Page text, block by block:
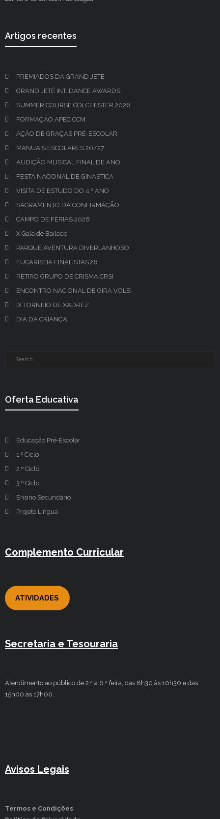
Artigos recentes
PREMIADOS DA GRAND JETÉ
GRAND JETÉ INT. DANCE AWARDS
SUMMER COURSE COLCHESTER 2026
FORMAÇÃO APEC CCM
AÇÃO DE GRAÇAS PRÉ-ESCOLAR
MANUAIS ESCOLARES 26/27
AUDIÇÃO MUSICAL FINAL DE ANO
FESTA NACIONAL DE GINÁSTICA
VISITA DE ESTUDO DO 4.º ANO
SACRAMENTO DA CONFIRMAÇÃO
CAMPO DE FÉRIAS 2026
X Gala de Bailado
PARQUE AVENTURA DIVERLANHOSO
EUCARISTIA FINALISTAS’26
RETIRO GRUPO DE CRISMA CRSI
ENCONTRO NACIONAL DE GIRA VOLEI
IX TORNEIO DE XADREZ
DIA DA CRIANÇA
Oferta Educativa
Educação Pré-Escolar
1.º Ciclo
2.º Ciclo
3.º Ciclo
Ensino Secundário
Projeto Língua
Complemento Curricular
ATIVIDADES
Secretaria e Tesouraria
Atendimento ao público de 2.ª a 6.ª feira, das 8h30 às 10h30 e das
15h00 às 17h00.
Avisos Legais
Termos e Condições